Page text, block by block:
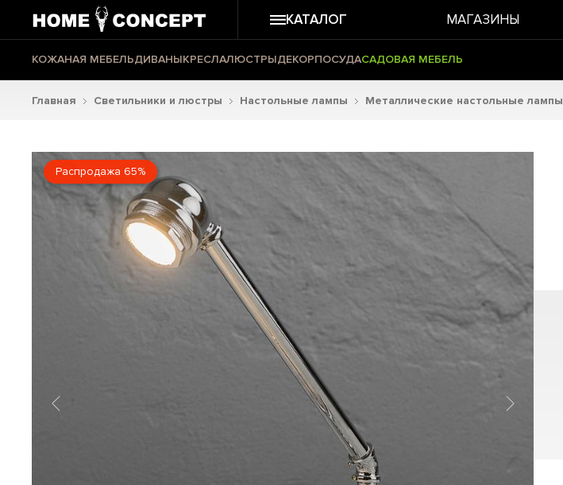
КАТАЛОГ МАГАЗИНЫ
КОЖАНАЯ МЕБЕЛЬДИВАНЫКРЕСЛАЛЮСТРЫДЕКОРПОСУДАСАДОВАЯ МЕБЕЛЬ
Главная Светильники и люстры Настольные лампы Металлические настольные лампы
Распродажа 65%